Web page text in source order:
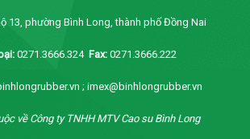
13, phường Bình Long, thành phố Đồng Nai
0271.3666.324 Fax: 0271.3666.222
; imex@binhlongrubber.vn
về Công ty TNHH MTV Cao su Bình Long